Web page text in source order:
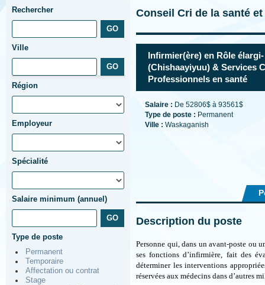
Rechercher
Ville
Région
Employeur
Spécialité
Salaire minimum (annuel)
Type de poste
Permanent
Temporaire
Affectation ou contrat
Stage
Conseil Cri de la santé
Infirmier(ère) en Rôle
(Chishaayiyuu) & Services
Professionnels en santé
Salaire : De 52806$ à 93561$
Type de poste : Permanent
Ville : Waskaganish
Description du poste
Personne qui, dans un avant-poste ou
ses fonctions d’infirmière, fait des
déterminer les interventions
réservées aux médecins dans d’autres